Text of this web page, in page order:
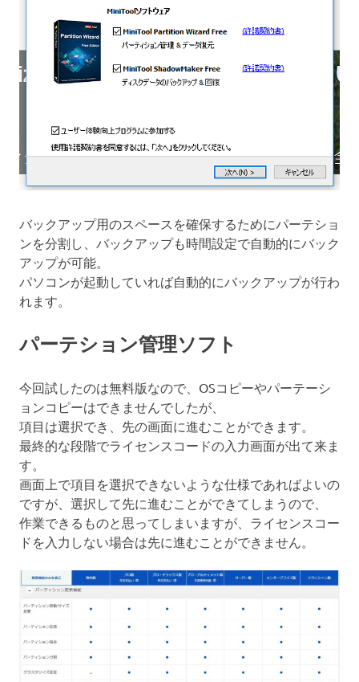
バックアップ用のスペースを確保するためにパーテショ
ンを分割し、バックアップも時間設定で自動的にバック
アップが可能。
パソコンが起動していれば自動的にバックアップが行わ
れます。
パーテション管理ソフト
今回試したのは無料版なので、OSコピーやパーテーシ
ョンコピーはできませんでしたが、
項目は選択でき、先の画面に進むことができます。
最終的な段階でライセンスコードの入力画面が出て来ま
す。
画面上で項目を選択できないような仕様であればよいの
ですが、選択して先に進むことができてしまうので、
作業できるものと思ってしまいますが、ライセンスコー
ドを入力しない場合は先に進むことができません。